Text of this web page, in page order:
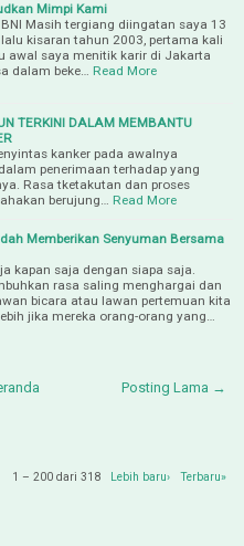
Mimpi Kami
Masih tergiang diingatan saya 13
kisaran tahun 2003, pertama kali
awal saya menitik karir di Jakarta
dalam beke… Read More
TERKINI DALAM MEMBANTU
kanker pada awalnya
penerimaan terhadap yang
Rasa tketakutan dan proses
berujung… Read More
Memberikan Senyuman Bersama
kapan saja dengan siapa saja.
rasa saling menghargai dan
bicara atau lawan pertemuan kita
jika mereka orang-orang yang…
Posting Lama →
1 – 200 dari 318 Lebih baru› Terbaru»